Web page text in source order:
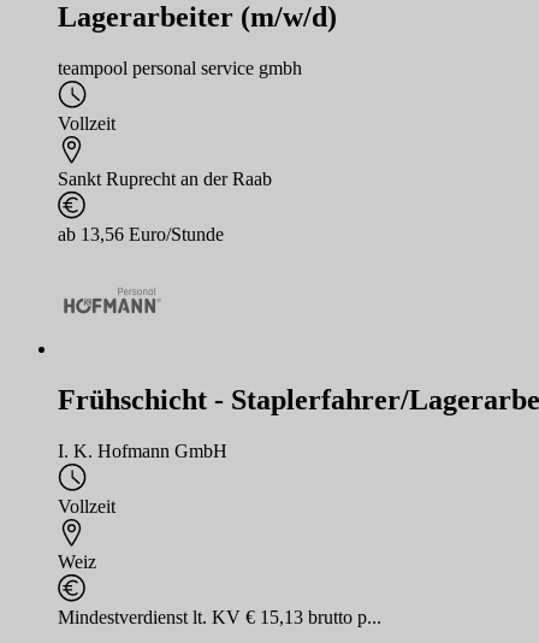
Lagerarbeiter (m/w/d)
teampool personal service gmbh
Vollzeit
Sankt Ruprecht an der Raab
ab 13,56 Euro/Stunde
Frühschicht - Staplerfahrer/
I. K. Hofmann GmbH
Vollzeit
Weiz
Mindestverdienst lt. KV € 15,13 brutto p...